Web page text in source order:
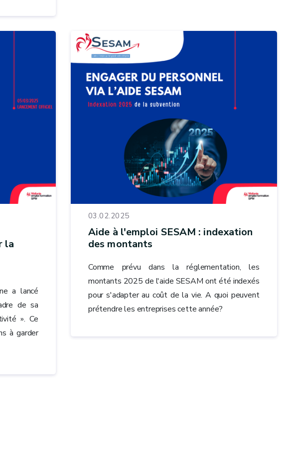
la
a lancé
de sa
». Ce
à garder
03.02.2025
Aide à l'emploi SESAM : indexation
des montants
Comme prévu dans la réglementation, les
montants 2025 de l'aide SESAM ont été indexés
pour s'adapter au coût de la vie. A quoi peuvent
prétendre les entreprises cette année?